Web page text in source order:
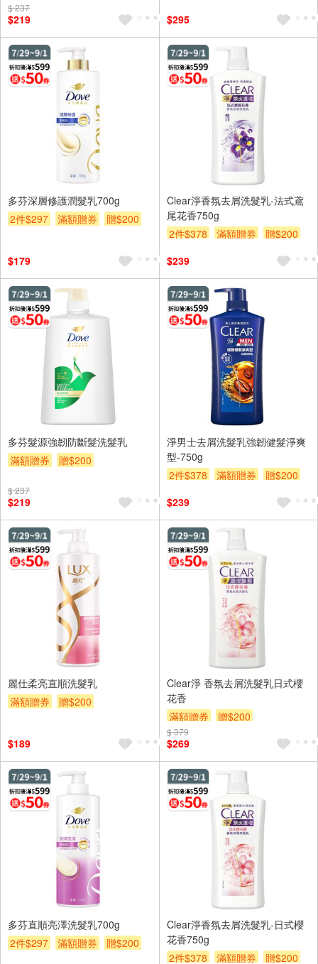
$ 237
$219
$295
多芬深層修護潤髮乳700g
2件$297
滿額贈券 贈$200
$179
Clear淨香氛去屑洗髮乳-法式鳶
尾花香750g
2件$378
滿額贈券
贈$200
$239
多芬髮源強韌防斷髮洗髮乳
滿額贈券
贈$200
$ 237
$219
淨男士去屑洗髮乳強韌健髮淨爽
型-750g
2件$378
滿額贈券
贈$200
$239
麗仕柔亮直順洗髮乳
滿額贈券
贈$200
$189
Clear淨 香氛去屑洗髮乳日式櫻
花香
滿額贈券
贈$200
$ 379
$269
多芬直順亮澤洗髮乳700g
2件$297
滿額贈券 贈$200
Clear淨香氛去屑洗髮乳-日式櫻
花香750g
2件$378
滿額贈券 贈$200